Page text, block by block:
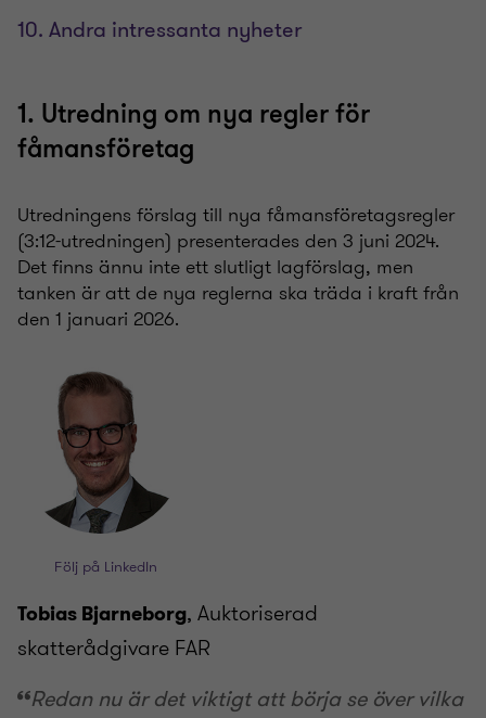
10. Andra intressanta nyheter
1. Utredning om nya regler för
fåmansföretag
Utredningens förslag till nya fåmansföretagsregler
(3:12-utredningen) presenterades den 3 juni 2024.
Det finns ännu inte ett slutligt lagförslag, men
tanken är att de nya reglerna ska träda i kraft från
den 1 januari 2026.
Följ på LinkedIn
Tobias Bjarneborg, Auktoriserad
skatterådgivare FAR
Redan nu är det viktigt att börja se över vilka